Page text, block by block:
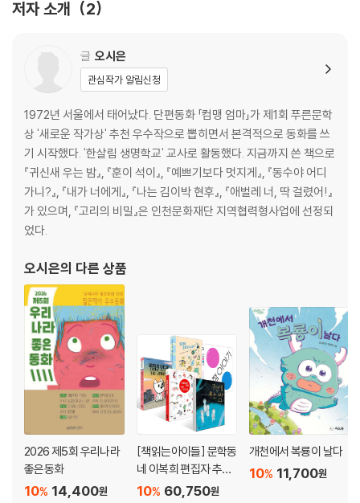
도 마을을 내려다보는 커다란 바위일 것이다, 시간으로부터 비껴난 별도봉
해줄 사람이 아무도 없다. 1949년 1월 4일 한 날 한 시에 마을이 전부 불타
버렸기 때문이다. 짐작하겠지만 곤을동은 제주 4.3 당시 전소된 마을이다.
다. 제주도에서 군의 중산간 지역 초토화 작전으로 ‘잃어버린 마을’은 수십
군데에 달하지만 해안 마을로는 곤을동이 유일하다. 지금은 폐허가 된 채
흔적만 남아 있는 곤을동이 제주 4.3의 상징이 된 이유이기도 하다.
저자 소개 2
글 오시은
관심작가 알림신청
1972년 서울에서 태어났다. 단편동화 「컴맹 엄마」가 제1회 푸른문학
상 '새로운 작가상' 추천 우수작으로 뽑히면서 본격적으로 동화를 쓰
기 시작했다. '한살림 생명학교' 교사로 활동했다. 지금까지 쓴 책으로
『귀신새 우는 밤』, 『훈이 석이』, 『예쁘기보다 멋지게』, 『동수야 어디
가니?』, 『내가 너에게』, 『나는 김이박 현후』, 『애벌레 너, 딱 걸렸어!』
가 있으며, 『고리의 비밀』은 인천문화재단 지역협력형사업에 선정되
었다.
오시은의 다른 상품
2026 제5회 우리나라
좋은동화
14,400원
10%
[책읽는아이들] 문학동
네 이복희 편집자 추천
초등 3~4학년 세트
60,750원
10%
개천에서 복룡이 날다
11,700원
10%